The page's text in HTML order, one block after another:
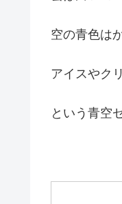
空の青色は
アイスやク
という青空